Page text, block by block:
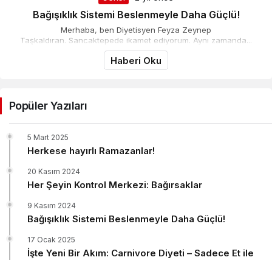
Bağışıklık Sistemi Beslenmeyle Daha Güçlü!
Merhaba, ben Diyetisyen Feyza Zeynep
Taşkaldıran. Sancaktepede ikamet ediyorum. Aynı zamanda...
Haberi Oku
Popüler Yazıları
Herkese hayırlı Ramazanlar!
5 Mart 2025
Her Şeyin Kontrol Merkezi: Bağırsaklar
20 Kasım 2024
Bağışıklık Sistemi Beslenmeyle Daha Güçlü!
9 Kasım 2024
İşte Yeni Bir Akım: Carnivore Diyeti – Sadece Et ile
17 Ocak 2025